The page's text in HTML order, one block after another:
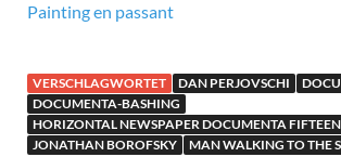
Painting en passant
VERSCHLAGWORTET DAN PERJOVSCHI
DOCUMENTA-BASHING
HORIZONTAL NEWSPAPER DOCUMENTA FIFTEEN
JONATHAN BOROFSKY
MAN WALKING TO THE